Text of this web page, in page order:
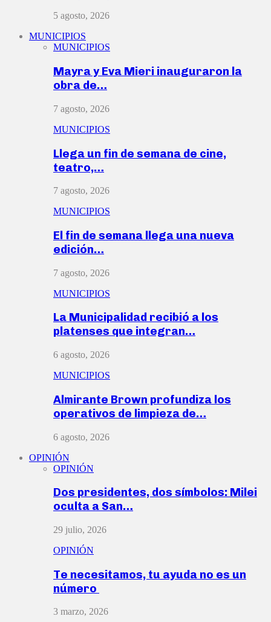
5 agosto, 2026
MUNICIPIOS
MUNICIPIOS
Mayra y Eva Mieri inauguraron la
obra de…
7 agosto, 2026
MUNICIPIOS
Llega un fin de semana de cine,
teatro,…
7 agosto, 2026
MUNICIPIOS
El fin de semana llega una nueva
edición…
7 agosto, 2026
MUNICIPIOS
La Municipalidad recibió a los
platenses que integran…
6 agosto, 2026
MUNICIPIOS
Almirante Brown profundiza los
operativos de limpieza de…
6 agosto, 2026
OPINIÓN
OPINIÓN
Dos presidentes, dos símbolos: Milei
oculta a San…
29 julio, 2026
OPINIÓN
Te necesitamos, tu ayuda no es un
número
3 marzo, 2026